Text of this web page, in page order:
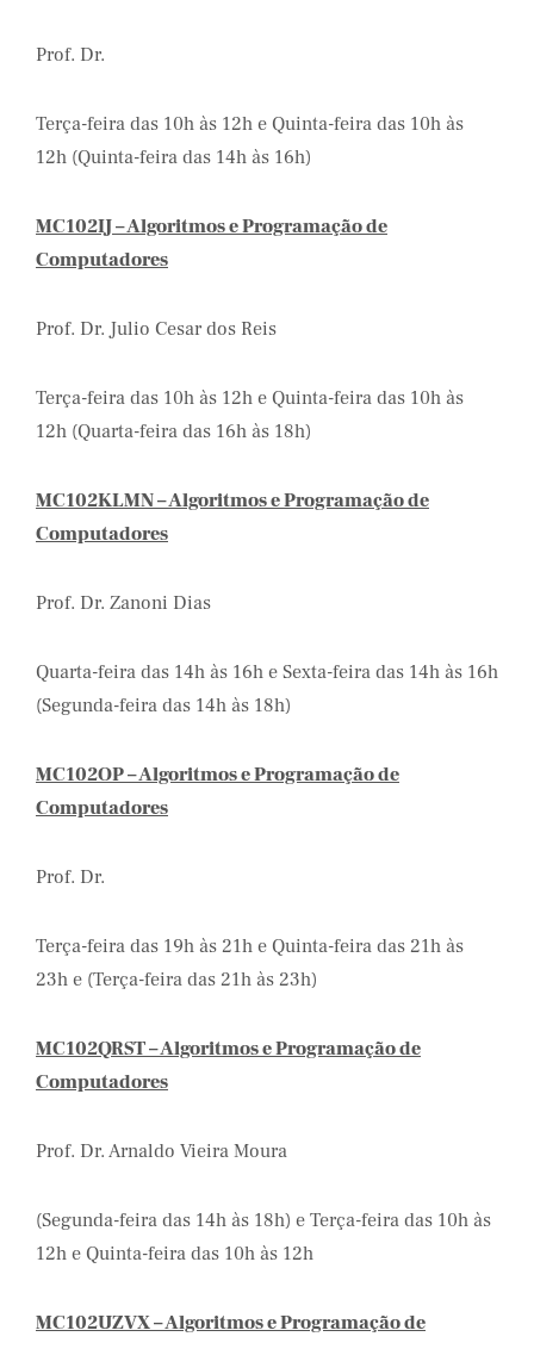
Prof. Dr.
Terça-feira das 10h às 12h e Quinta-feira das 10h às
12h (Quinta-feira das 14h às 16h)
MC102IJ – Algoritmos e Programação de
Computadores
Prof. Dr. Julio Cesar dos Reis
Terça-feira das 10h às 12h e Quinta-feira das 10h às
12h (Quarta-feira das 16h às 18h)
MC102KLMN – Algoritmos e Programação de
Computadores
Prof. Dr. Zanoni Dias
Quarta-feira das 14h às 16h e Sexta-feira das 14h às 16h
(Segunda-feira das 14h às 18h)
MC102OP – Algoritmos e Programação de
Computadores
Prof. Dr.
Terça-feira das 19h às 21h e Quinta-feira das 21h às
23h e (Terça-feira das 21h às 23h)
MC102QRST – Algoritmos e Programação de
Computadores
Prof. Dr. Arnaldo Vieira Moura
(Segunda-feira das 14h às 18h) e Terça-feira das 10h às
12h e Quinta-feira das 10h às 12h
MC102UZVX – Algoritmos e Programação de